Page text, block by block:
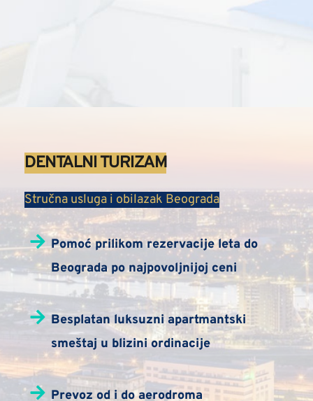
DENTALNI TURIZAM
Stručna usluga i obilazak Beograda
Pomoć prilikom rezervacije leta do
Beograda po najpovoljnijoj ceni
Besplatan luksuzni apartmantski
smeštaj u blizini ordinacije
Prevoz od i do aerodroma